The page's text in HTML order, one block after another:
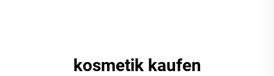
kosmetik kaufen